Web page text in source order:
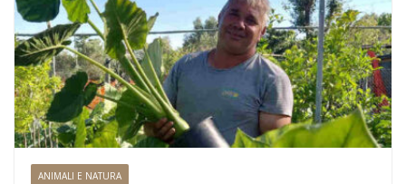
ANIMALI E NATURA